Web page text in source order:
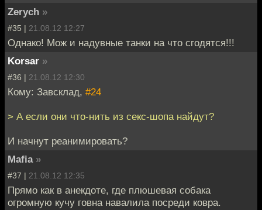
Zerych »
#35 | 21.08.12 12:27
Однако! Мож и надувные танки на что сгодятся!!!
Korsar »
#36 | 21.08.12 12:30
Кому: Завсклад, #24
> А если они что-нить из секс-шопа найдут?
И начнут реанимировать?
Mafia »
#37 | 21.08.12 12:35
Прямо как в анекдоте, где плюшевая собака
огромную кучу говна навалила посреди ковра.